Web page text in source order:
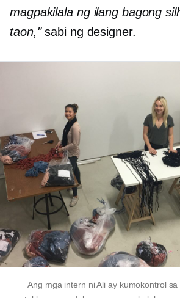
magpakilala ng ilang bagong
taon,"sabi ng designer.
Ang mga intern ni Ali ay kumokontrol